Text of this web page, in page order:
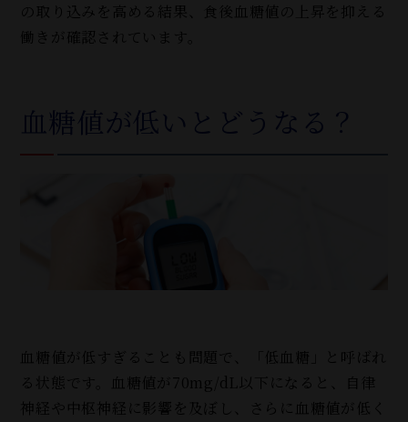
の取り込みを高める結果、食後血糖値の上昇を抑える
働きが確認されています。
血糖値が低いとどうなる？
血糖値が低すぎることも問題で、「低血糖」と呼ばれ
る状態です。血糖値が70mg/dL以下になると、自律
神経や中枢神経に影響を及ぼし、さらに血糖値が低く